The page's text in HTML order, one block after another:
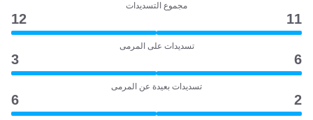
مجموع التسديدات
11
12
تسديدات على المرمى
6
3
تسديدات بعيدة عن المرمى
2
6